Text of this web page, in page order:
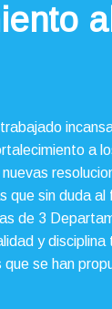
a
que sin duda
de 3
y
se han